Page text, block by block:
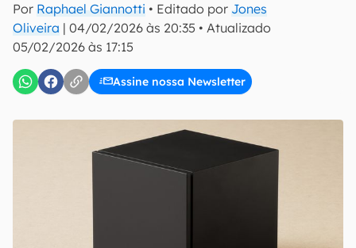
Por Raphael Giannotti • Editado por Jones
Oliveira | 04/02/2026 às 20:35 • Atualizado
05/02/2026 às 17:15
Assine nossa Newsletter
inscreva-se
Uso e Política de Privacidade do Canaltech.